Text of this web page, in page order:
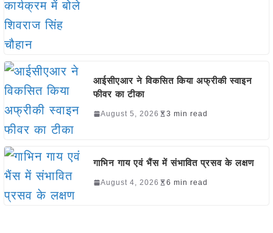
आईसीएआर ने विकसित किया अफ्रीकी स्वाइन
फीवर का टीका
August 5, 2026 3 min read
गाभिन गाय एवं भैंस में संभावित प्रसव के लक्षण
August 4, 2026 6 min read